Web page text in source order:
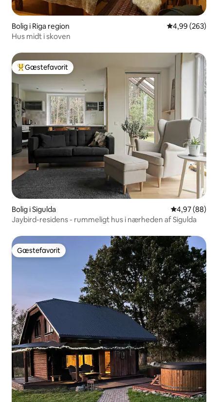
Bolig i Riga region 4,99 ud af 5 i
4,99 (263)
Hus midt i skoven
Bedste gæstefavorit
Gæstefavorit
Bolig i Sigulda 4,97 ud af 5 i
4,97 (88)
Jaybird-residens - rummeligt hus i nærheden af Sigulda
Gæstefavorit
Gæstefavorit